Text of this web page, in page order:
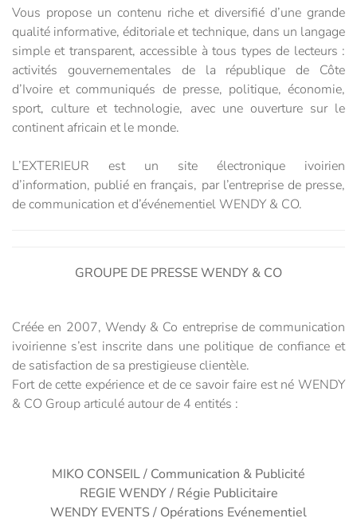
Vous propose un contenu riche et diversifié d’une grande
qualité informative, éditoriale et technique, dans un langage
simple et transparent, accessible à tous types de lecteurs :
activités gouvernementales de la république de Côte
d’Ivoire et communiqués de presse, politique, économie,
sport, culture et technologie, avec une ouverture sur le
continent africain et le monde.
L’EXTERIEUR est un site électronique ivoirien
d’information, publié en français, par l’entreprise de presse,
de communication et d’événementiel WENDY & CO.
GROUPE DE PRESSE WENDY & CO
Créée en 2007, Wendy & Co entreprise de communication
ivoirienne s’est inscrite dans une politique de confiance et
de satisfaction de sa prestigieuse clientèle.
Fort de cette expérience et de ce savoir faire est né WENDY
& CO Group articulé autour de 4 entités :
MIKO CONSEIL / Communication & Publicité
REGIE WENDY / Régie Publicitaire
WENDY EVENTS / Opérations Evénementiel